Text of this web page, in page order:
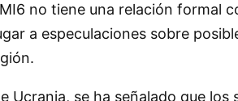
no tiene una relación formal
a especulaciones sobre
Ucrania, se ha señalado que